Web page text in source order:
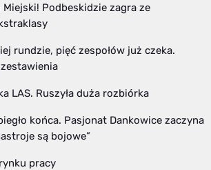
Miejski! Podbeskidzie zagra ze
rundzie, pięć zespołów już czeka.
LAS. Ruszyła duża rozbiórka
końca. Pasjonat Dankowice zaczyna
są bojowe”
pracy